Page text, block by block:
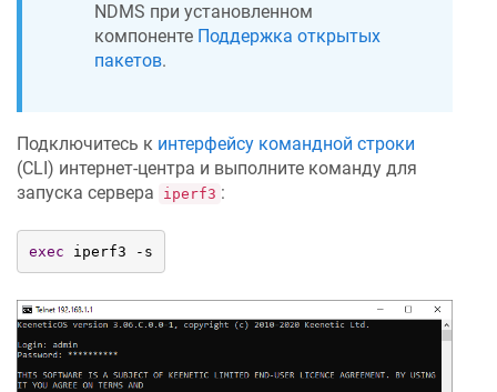
NDMS при установленном
компоненте Поддержка открытых
пакетов.
Подключитесь к интерфейсу командной строки
(CLI) интернет-центра и выполните команду для
запуска сервера
iperf3 :
exec iperf3 -s